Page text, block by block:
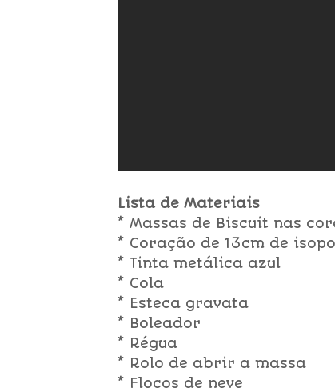
Lista de Materiais
* Massas de Biscuit nas
* Coração de 13cm de
* Tinta metálica azul
* Cola
* Esteca gravata
* Boleador
* Régua
* Rolo de abrir a massa
* Flocos de neve